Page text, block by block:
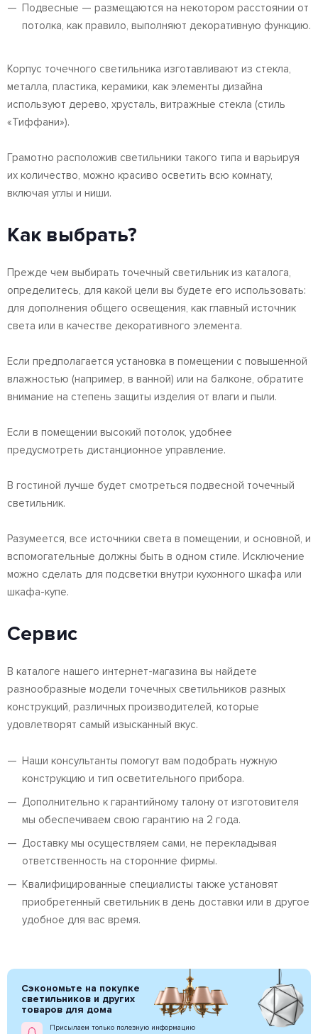
Подвесные — размещаются на некотором расстоянии от
потолка, как правило, выполняют декоративную функцию.
Корпус точечного светильника изготавливают из стекла,
металла, пластика, керамики, как элементы дизайна
используют дерево, хрусталь, витражные стекла (стиль
«Тиффани»).
Грамотно расположив светильники такого типа и варьируя
их количество, можно красиво осветить всю комнату,
включая углы и ниши.
Как выбрать?
Прежде чем выбирать точечный светильник из каталога,
определитесь, для какой цели вы будете его использовать:
для дополнения общего освещения, как главный источник
света или в качестве декоративного элемента.
Если предполагается установка в помещении с повышенной
влажностью (например, в ванной) или на балконе, обратите
внимание на степень защиты изделия от влаги и пыли.
Если в помещении высокий потолок, удобнее
предусмотреть дистанционное управление.
В гостиной лучше будет смотреться подвесной точечный
светильник.
Разумеется, все источники света в помещении, и основной, и
вспомогательные должны быть в одном стиле. Исключение
можно сделать для подсветки внутри кухонного шкафа или
шкафа-купе.
Сервис
В каталоге нашего интернет-магазина вы найдете
разнообразные модели точечных светильников разных
конструкций, различных производителей, которые
удовлетворят самый изысканный вкус.
Наши консультанты помогут вам подобрать нужную
конструкцию и тип осветительного прибора.
Дополнительно к гарантийному талону от изготовителя
мы обеспечиваем свою гарантию на 2 года.
Доставку мы осуществляем сами, не перекладывая
ответственность на сторонние фирмы.
Квалифицированные специалисты также установят
приобретенный светильник в день доставки или в другое
удобное для вас время.
Сэкономьте на покупке
светильников и других
товаров для дома
Присылаем только полезную информацию